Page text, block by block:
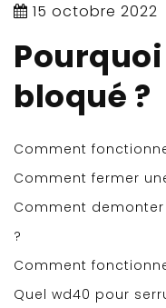
15 octobre 2022
bloqué ?
Comment
Comment fermer
Comment
?
Comment
Quel wd40 pour